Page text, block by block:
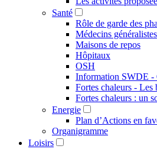
Santé
Rôle de garde des
Médecins généralistes
Maisons de repos
Hôpitaux
OSH
Information SWDE -
Fortes chaleurs - Les
Fortes chaleurs : un
Energie
Plan d’Actions en
Organigramme
Loisirs